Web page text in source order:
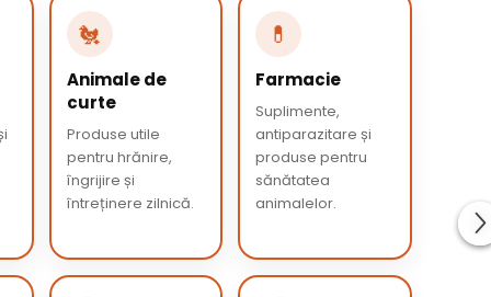
🐔
Animale de
curte
Produse utile
pentru hrănire,
îngrijire și
întreținere zilnică.
💊
Farmacie
Suplimente,
antiparazitare și
produse pentru
sănătatea
animalelor.